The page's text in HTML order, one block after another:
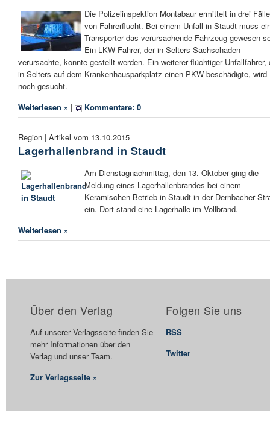
Die Polizeiinspektion Montabaur ermittelt in drei
von Fahrerflucht. Bei einem Unfall in Staudt muss
Transporter das verursachende Fahrzeug gewesen
Ein LKW-Fahrer, der in Selters Sachschaden
verursachte, konnte gestellt werden. Ein weiterer flüchtiger Unfallfahrer,
in Selters auf dem Krankenhausparkplatz einen PKW beschädigte, wird
noch gesucht.
Weiterlesen » | Kommentare: 0
Region | Artikel vom 13.10.2015
Lagerhallenbrand in Staudt
Am Dienstagnachmittag, den 13. Oktober ging die
Meldung eines Lagerhallenbrandes bei einem
Keramischen Betrieb in Staudt in der Dernbacher
ein. Dort stand eine Lagerhalle im Vollbrand.
Weiterlesen »
Über den Verlag
Auf unserer Verlagsseite finden Sie
mehr Informationen über den
Verlag und unser Team.
Zur Verlagsseite »
Folgen Sie uns
RSS
Twitter